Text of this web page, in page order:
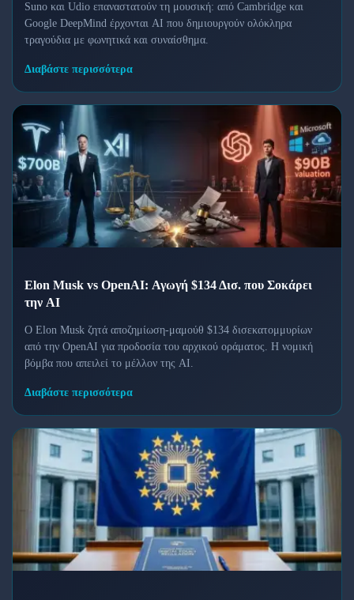
Suno και Udio επαναστατούν τη μουσική: από Cambridge και
Google DeepMind έρχονται AI που δημιουργούν ολόκληρα
τραγούδια με φωνητικά και συναίσθημα.
Διαβάστε περισσότερα
Elon Musk vs OpenAI: Αγωγή $134 Δισ. που Σοκάρει
την AI
Ο Elon Musk ζητά αποζημίωση-μαμούθ $134 δισεκατομμυρίων
από την OpenAI για προδοσία του αρχικού οράματος. Η νομική
βόμβα που απειλεί το μέλλον της AI.
Διαβάστε περισσότερα